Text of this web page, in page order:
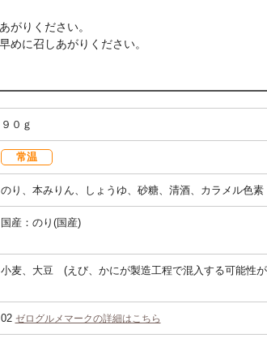
がりください。
めに召しあがりください。
９０ｇ
常温
のり、本みりん、しょうゆ、砂糖、清酒、カラメル色素
国産：のり(国産)
小麦、大豆 (えび、かにが製造工程で混入する可能性
02 ゼログルメマークの詳細はこちら